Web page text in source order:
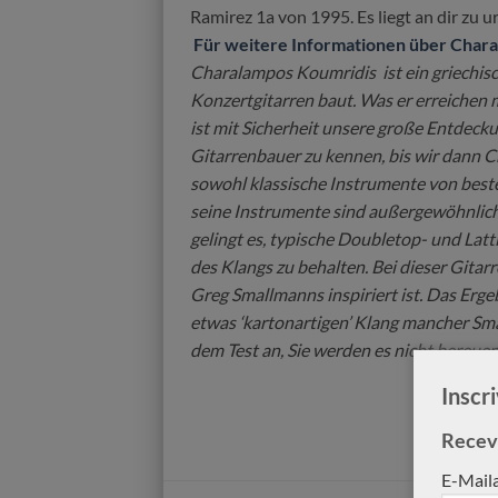
Ramirez 1a von 1995. Es liegt an dir zu
Für weitere Informationen über
Charalampos Koumridis ist ein
Konzertgitarren baut. Was er
ist mit Sicherheit unsere große
Gitarrenbauer zu kennen, bis wir dann
sowohl klassische Instrumente von
seine Instrumente sind
gelingt es, typische Doubletop- und
des Klangs zu behalten. Bei dieser
Greg Smallmanns inspiriert ist. Das
etwas ‘kartonartigen’ Klang mancher
dem Test an, Sie werden es nicht
Gitarre des Gitarrenbauers
Kim Lissarrague von 2011 Nr.
Stephan Schlemper
2008
E-